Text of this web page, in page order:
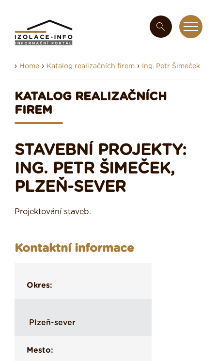
› Home › Katalog realizačních firem › Ing. Petr Šimeček
KATALOG REALIZAČNÍCH
FIREM
STAVEBNÍ PROJEKTY:
ING. PETR ŠIMEČEK,
PLZEŇ-SEVER
Projektování staveb.
Kontaktní informace
Okres:
Plzeň-sever
Mesto: